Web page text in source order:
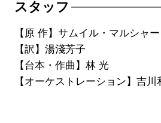
スタッフ
【原 作】サムイル・マルシャー
【訳】湯淺芳子
【台本・作曲】林 光
【オーケストレーション】吉川